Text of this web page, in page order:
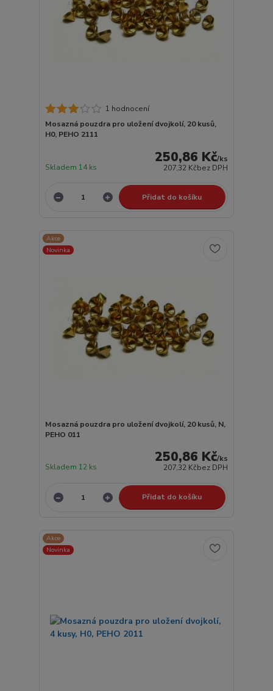
1 hodnocení
Mosazná pouzdra pro uložení dvojkolí, 20 kusů,
H0, PEHO 2111
250,86 Kč/ks
207,32 Kčbez DPH
Skladem 14 ks
Přidat do košíku
Akce
Novinka
Mosazná pouzdra pro uložení dvojkolí, 20 kusů, N,
PEHO 011
250,86 Kč/ks
207,32 Kčbez DPH
Skladem 12 ks
Přidat do košíku
Akce
Novinka